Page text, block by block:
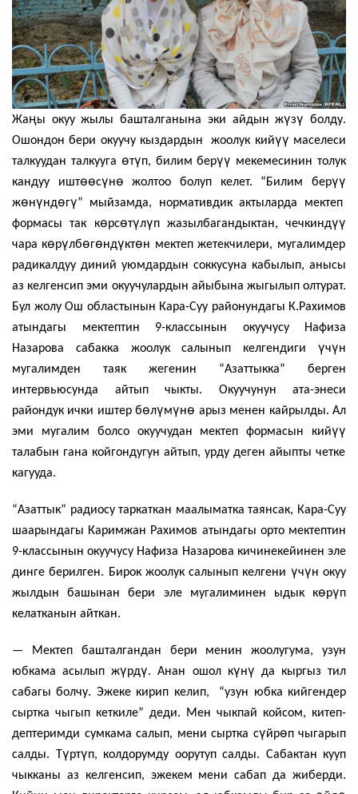
Жаӊы окуу жылы башталганына эки айдын жүзү болду.
Ошондон бери окуучу кыздардын жоолук кийүү маселеси
талкуудан талкууга өтүп, билим берүү мекемесинин толук
кандуу иштөөсүнө жолтоо болуп келет. “Билим берүү
жөнүндөгү” мыйзамда, нормативдик актыларда мектеп
формасы так көрсөтүлүп жазылбагандыктан, чечкиндүү
чара көрүлбөгөндүктөн мектеп жетекчилери, мугалимдер
радикалдуу диний уюмдардын соккусуна кабылып, анысы
аз келгенсип эми окуучулардын айыбына жыгылып олтурат.
Бул жолу Ош областынын Кара-Суу районундагы К.Рахимов
атындагы мектептин 9-классынын окуучусу Нафиза
Назарова сабакка жоолук салынып келгендиги үчүн
мугалимден таяк жегенин “Азаттыкка” берген
интервьюсунда айтып чыкты. Окуучунун ата-энеси
райондук ички иштер бөлүмүнө арыз менен кайрылды. Ал
эми мугалим болсо окуучудан мектеп формасын кийүү
талабын гана койгондугун айтып, урду деген айыпты четке
кагууда.
“Азаттык” радиосу таркаткан маалыматка таянсак, Кара-Суу
шаарындагы Каримжан Рахимов атындагы орто мектептин
9-классынын окуучусу Нафиза Назарова кичинекейинен эле
динге берилген. Бирок жоолук салынып келгени үчүн окуу
жылдын башынан бери эле мугалиминен ыдык көрүп
келатканын айткан.
— Мектеп башталгандан бери менин жоолугума, узун
юбкама асылып жүрдү. Анан ошол күнү да кыргыз тил
сабагы болчу. Эжеке кирип келип, “узун юбка кийгендер
сыртка чыгып кеткиле” деди. Мен чыкпай койсом, китеп-
дептеримди сумкама салып, мени сыртка сүйрөп чыгарып
салды. Түртүп, колдорумду оорутуп салды. Сабактан кууп
чыкканы аз келгенсип, эжекем мени сабап да жиберди.